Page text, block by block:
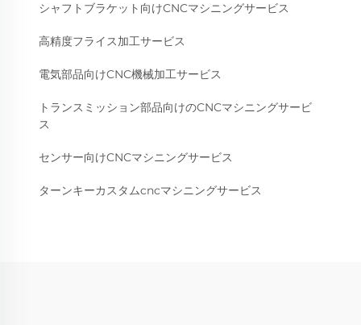
シャフトブラケット向けCNCマシニングサービス
高精度フライス加工サービス
電気部品向けCNC機械加工サービス
トランスミッション部品向けのCNCマシニングサービ
ス
センサー向けCNCマシニングサービス
ターンキーカスタムcncマシニングサービス